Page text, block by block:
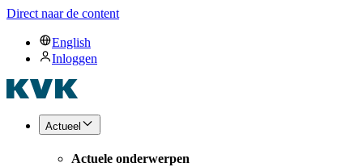
Direct naar de content
English
Inloggen
Actueel
Actuele onderwerpen